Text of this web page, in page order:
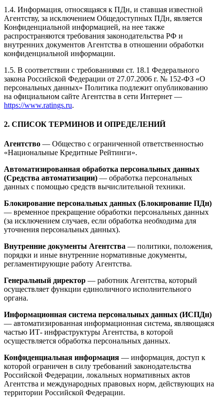
1.4. Информация, относящаяся к ПДн, и ставшая известной
Агентству, за исключением Общедоступных ПДн, является
Конфиденциальной информацией, на нее также
распространяются требования законодательства РФ и
внутренних документов Агентства в отношении обработки
конфиденциальной информации.
1.5. В соответствии с требованиями ст. 18.1 Федерального
закона Российской Федерации от 27.07.2006 г. № 152-ФЗ «О
персональных данных» Политика подлежит опубликованию
на официальном сайте Агентства в сети Интернет —
https://www.ratings.ru.
2. СПИСОК ТЕРМИНОВ И ОПРЕДЕЛЕНИЙ
Агентство — Общество с ограниченной ответственностью
«Национальные Кредитные Рейтинги».
Автоматизированная обработка персональных данных
(Средства автоматизации) — обработка персональных
данных с помощью средств вычислительной техники.
Блокирование персональных данных (Блокирование ПДн)
— временное прекращение обработки персональных данных
(за исключением случаев, если обработка необходима для
уточнения персональных данных).
Внутренние документы Агентства — политики, положения,
порядки и иные внутренние нормативные документы,
регламентирующие работу Агентства.
Генеральный директор — работник Агентства, который
осуществляет функции единоличного исполнительного
органа.
Информационная система персональных данных (ИСПДн)
— автоматизированная информационная система, являющаяся
частью ИТ- инфраструктуры Агентства, в которой
осуществляется обработка персональных данных.
Конфиденциальная информация — информация, доступ к
которой ограничен в силу требований законодательства
Российской Федерации, локальных нормативных актов
Агентства и международных правовых норм, действующих на
территории Российской Федерации.